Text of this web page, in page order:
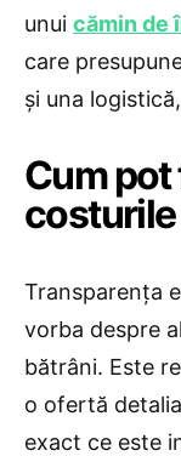
unui cămin de
care
și una
Cum
Transparența
vorba despre
bătrâni. Este
o ofertă
exact ce este